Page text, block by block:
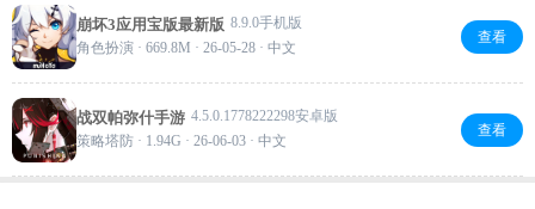
音演绎剧情，搭配羁绊养成和回合制策略战斗，既能重
温经典又能挖掘原创故事。画面精美，战斗爽快，想沉
浸式体验死囚求生冒险就别错过！
崩坏3应用宝版最新版 8.9.0手机版
角色扮演 · 669.8M · 26-05-28 · 中文
查看
战双帕弥什手游 4.5.0.1778222298安卓版
策略塔防 · 1.94G · 26-06-03 · 中文
查看